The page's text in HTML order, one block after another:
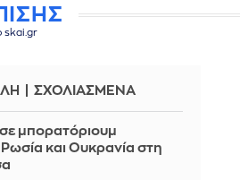
skai.gr
ΣΧΟΛΙΑΣΜΕΝΑ
μπορατόριουμ
και Ουκρανία στη